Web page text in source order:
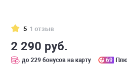
5 1 отзыв
2 290 руб.
до 229 бонусов на карту 69